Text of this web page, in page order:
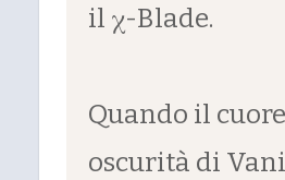
il χ-Blade.
Quando il
oscurità di